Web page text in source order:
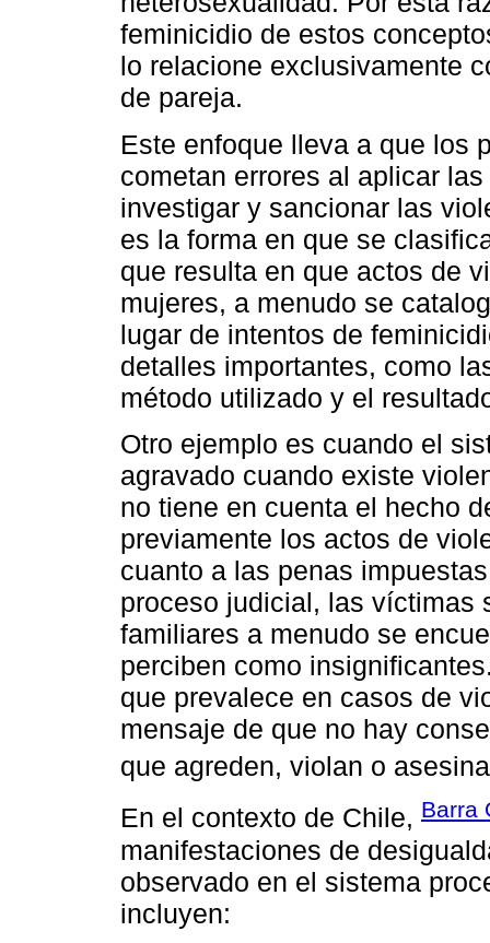
feminicidio de estos
lo relacione exclusivamente
de pareja.
Este enfoque lleva a que los
cometan errores al aplicar
investigar y sancionar las
es la forma en que se
que resulta en que actos de
mujeres, a menudo se
lugar de intentos de
detalles importantes, como
método utilizado y el
Otro ejemplo es cuando el
agravado cuando existe
no tiene en cuenta el hecho
previamente los actos de
cuanto a las penas
proceso judicial, las víctimas
familiares a menudo se
perciben como
que prevalece en casos de
mensaje de que no hay
que agreden, violan o
En el contexto de Chile, Barra
manifestaciones de
observado en el sistema
incluyen: